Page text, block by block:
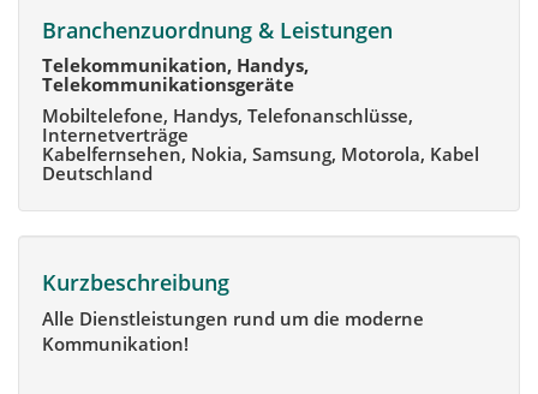
Branchenzuordnung & Leistungen
Telekommunikation, Handys,
Telekommunikationsgeräte
Mobiltelefone, Handys, Telefonanschlüsse,
Internetverträge
Kabelfernsehen, Nokia, Samsung, Motorola, Kabel
Deutschland
Kurzbeschreibung
Alle Dienstleistungen rund um die moderne
Kommunikation!